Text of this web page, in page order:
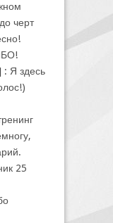
черт
: Я здесь
25